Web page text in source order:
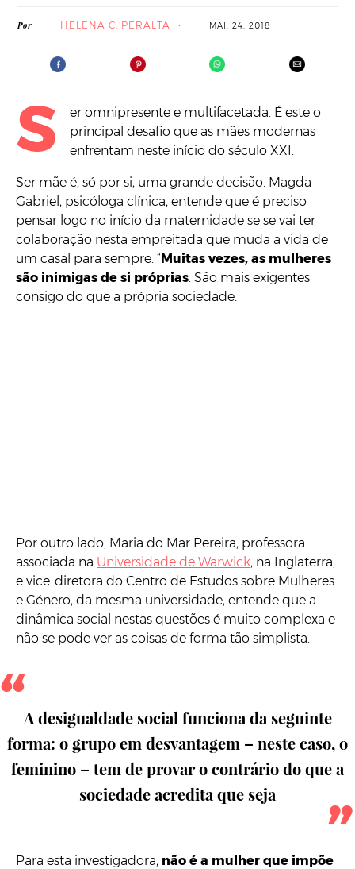
Por HELENA C. PERALTA MAI. 24. 2018
S
er omnipresente e multifacetada. É este o
principal desafio que as mães modernas
enfrentam neste início do século XXI.
Ser mãe é, só por si, uma grande decisão. Magda
Gabriel, psicóloga clínica, entende que é preciso
pensar logo no início da maternidade se se vai ter
colaboração nesta empreitada que muda a vida de
um casal para sempre. “Muitas vezes, as mulheres
são inimigas de si próprias. São mais exigentes
consigo do que a própria sociedade.
Por outro lado, Maria do Mar Pereira, professora
associada na Universidade de Warwick, na Inglaterra,
e vice-diretora do Centro de Estudos sobre Mulheres
e Género, da mesma universidade, entende que a
dinâmica social nestas questões é muito complexa e
não se pode ver as coisas de forma tão simplista.
A desigualdade social funciona da seguinte
forma: o grupo em desvantagem – neste caso, o
feminino – tem de provar o contrário do que a
sociedade acredita que seja
Para esta investigadora, não é a mulher que impõe